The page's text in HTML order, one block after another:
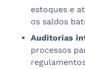
estoques e
os saldos
Auditorias
processos